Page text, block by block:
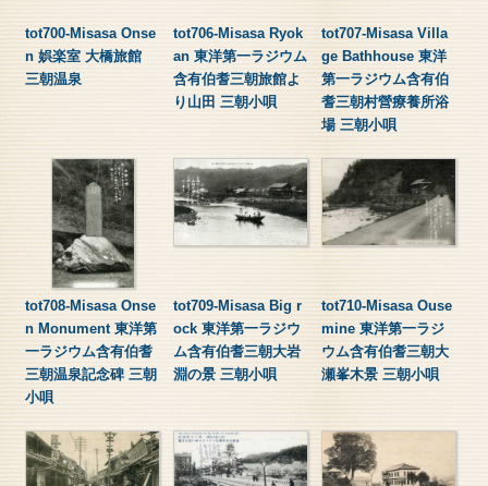
tot700-Misasa Onse
n 娯楽室 大橋旅館
三朝温泉
tot706-Misasa Ryok
an 東洋第一ラジウム
含有伯耆三朝旅館よ
り山田 三朝小唄
tot707-Misasa Villa
ge Bathhouse 東洋
第一ラジウム含有伯
耆三朝村營療養所浴
場 三朝小唄
tot708-Misasa Onse
n Monument 東洋第
一ラジウム含有伯耆
三朝温泉記念碑 三朝
小唄
tot709-Misasa Big r
ock 東洋第一ラジウ
ム含有伯耆三朝大岩
淵の景 三朝小唄
tot710-Misasa Ouse
mine 東洋第一ラジ
ウム含有伯耆三朝大
瀬峯木景 三朝小唄